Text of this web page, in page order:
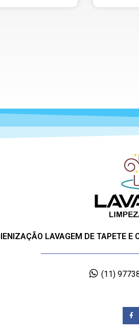
LAVAGEM DE TAPETE E
(11)